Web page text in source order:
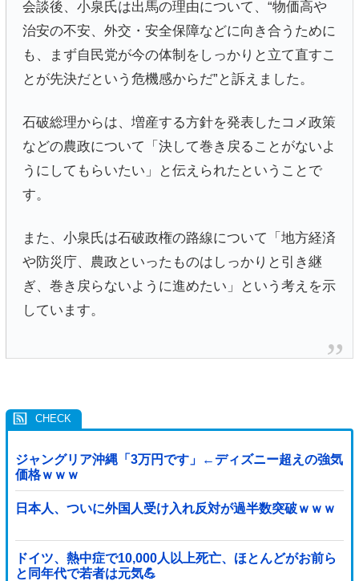
会談後、小泉氏は出馬の理由について、“物価高や
治安の不安、外交・安全保障などに向き合うために
も、まず自民党が今の体制をしっかりと立て直すこ
とが先決だという危機感からだ”と訴えました。
石破総理からは、増産する方針を発表したコメ政策
などの農政について「決して巻き戻ることがないよ
うにしてもらいたい」と伝えられたということで
す。
また、小泉氏は石破政権の路線について「地方経済
や防災庁、農政といったものはしっかりと引き継
ぎ、巻き戻らないように進めたい」という考えを示
しています。
ジャングリア沖縄「3万円です」←ディズニー超えの強気
価格ｗｗｗ
日本人、ついに外国人受け入れ反対が過半数突破ｗｗｗ
ドイツ、熱中症で10,000人以上死亡、ほとんどがお前ら
と同年代で若者は元気💪